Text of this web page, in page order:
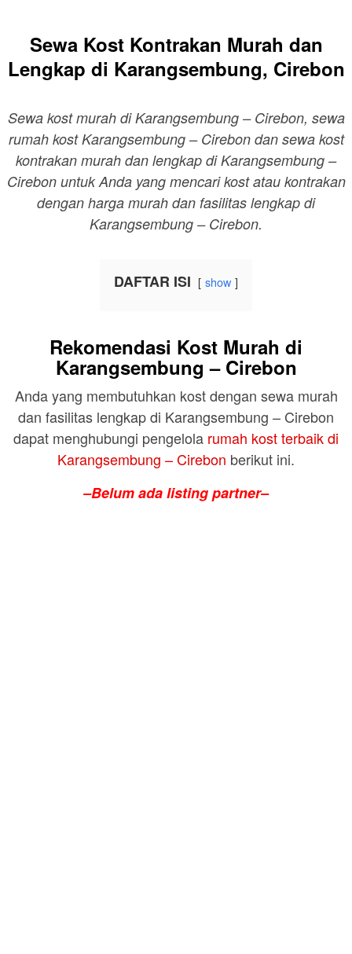
Sewa Kost Kontrakan Murah dan
Lengkap di Karangsembung, Cirebon
Sewa kost murah di Karangsembung – Cirebon, sewa
rumah kost Karangsembung – Cirebon dan sewa kost
kontrakan murah dan lengkap di Karangsembung –
Cirebon untuk Anda yang mencari kost atau kontrakan
dengan harga murah dan fasilitas lengkap di
Karangsembung – Cirebon.
DAFTAR ISI show
Rekomendasi Kost Murah di
Karangsembung – Cirebon
Anda yang membutuhkan kost dengan sewa murah
dan fasilitas lengkap di Karangsembung – Cirebon
dapat menghubungi pengelola rumah kost terbaik di
Karangsembung – Cirebon berikut ini.
–Belum ada listing partner–